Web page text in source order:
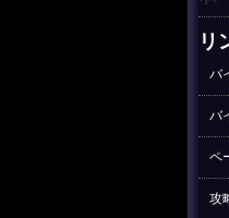
リ
バ
バ
ペ
攻